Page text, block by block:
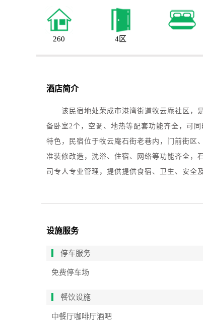
260 4区
酒店简介
该民宿地处荣成市港湾街道牧云庵社区，
备卧室2个，空调、地热等配套功能齐全，可
特色，民宿位于牧云庵石街老巷内，门前街区
准装修改造，洗浴、住宿、网络等功能齐全，
司专人专业管理，提供提供食宿、卫生、安全
设施服务
停车服务
免费停车场
餐饮设施
中餐厅咖啡厅酒吧